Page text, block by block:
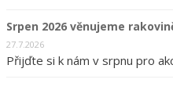
Srpen 2026 věnujeme
27.7.2026
Přijďte si k nám v srpnu pro